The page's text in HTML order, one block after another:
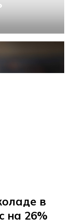
в
на 26%